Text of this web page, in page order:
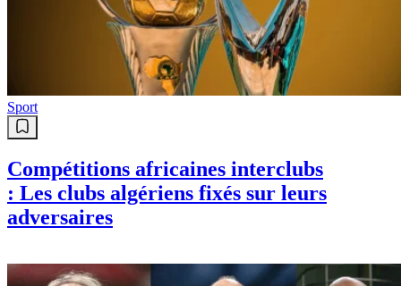
Sport
Compétitions africaines interclubs
: Les clubs algériens fixés sur leurs
adversaires